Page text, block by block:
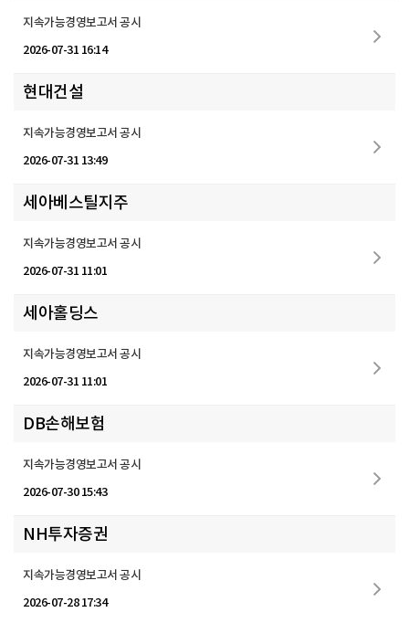
2026-07-31 16:14
지속가능경영보고서 공시
현대건설
2026-07-31 13:49
지속가능경영보고서 공시
세아베스틸지주
2026-07-31 11:01
지속가능경영보고서 공시
세아홀딩스
2026-07-31 11:01
지속가능경영보고서 공시
DB손해보험
2026-07-30 15:43
지속가능경영보고서 공시
NH투자증권
2026-07-28 17:34
지속가능경영보고서 공시